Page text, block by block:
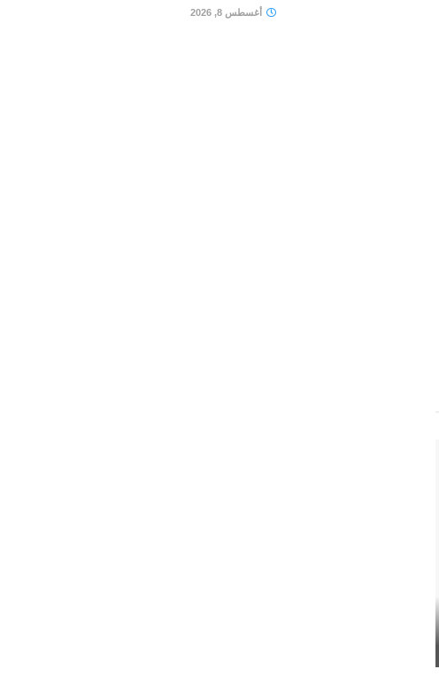
أغسطس 8, 2026